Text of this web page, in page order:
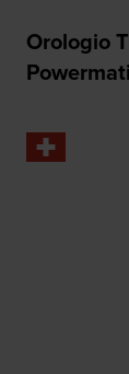
Orologio